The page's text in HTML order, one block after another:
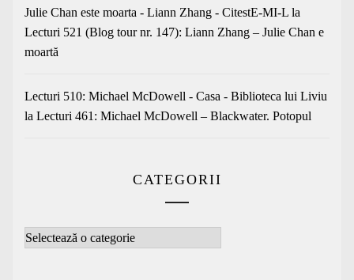
Julie Chan este moarta - Liann Zhang - CitestE-MI-L la
Lecturi 521 (Blog tour nr. 147): Liann Zhang – Julie Chan e
moartă
Lecturi 510: Michael McDowell - Casa - Biblioteca lui Liviu
la Lecturi 461: Michael McDowell – Blackwater. Potopul
CATEGORII
Categorii